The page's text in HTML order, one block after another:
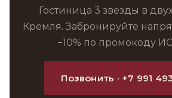
Гостиница 3 звезды в
Кремля. Забронируйте
−10% по промокоду
Позвонить · +7 991